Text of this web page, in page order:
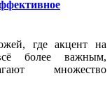
где акцент на
более важным,
множество